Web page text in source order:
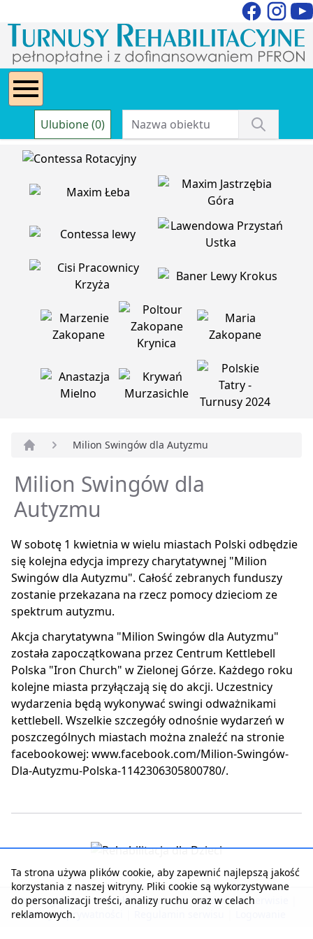
Ulubione (0)
Milion Swingów dla Autyzmu
Milion Swingów dla
Autyzmu
W sobotę 1 kwietnia w wielu miastach Polski odbędzie
się kolejna edycja imprezy charytatywnej "Milion
Swingów dla Autyzmu". Całość zebranych funduszy
zostanie przekazana na rzecz pomocy dzieciom ze
spektrum autyzmu.
Akcja charytatywna "Milion Swingów dla Autyzmu"
została zapoczątkowana przez Centrum Kettlebell
Polska "Iron Church" w Zielonej Górze. Każdego roku
kolejne miasta przyłączają się do akcji. Uczestnicy
wydarzenia będą wykonywać swingi odważnikami
kettlebell. Wszelkie szczegóły odnośnie wydarzeń w
poszczególnych miastach można znaleźć na stronie
facebookowej: www.facebook.com/Milion-Swingów-
Dla-Autyzmu-Polska-1142306305800780/.
Strona główna | Kontakt z serwisem | Reklama w serwisie
Polityka prywatności
Ta strona używa plików cookie, aby zapewnić najlepszą jakość
korzystania z naszej witryny. Pliki cookie są wykorzystywane
do personalizacji treści, analizy ruchu oraz w celach
reklamowych.